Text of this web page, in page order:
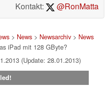
Kontakt:
@RonMatta
> News> Newsarchiv> News
iPad mit 128 GByte?
(Update: 28.01.2013)